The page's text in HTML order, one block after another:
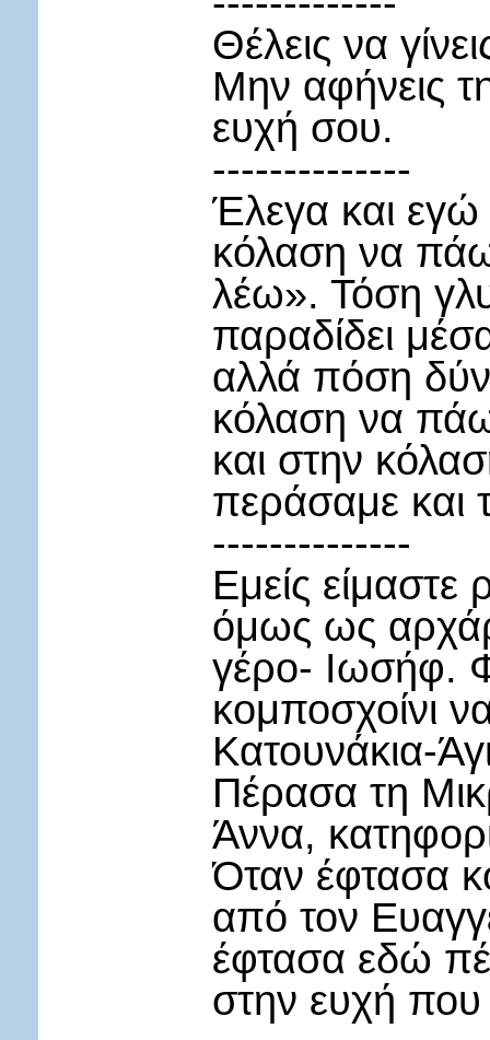
Θέλεις να
Μην αφήνεις
ευχή σου.
--------------
Έλεγα και εγώ
κόλαση να
λέω». Τόση
παραδίδει
αλλά πόση
κόλαση να
και στην
περάσαμε και
--------------
Εμείς είμαστε
όμως ως
γέρο- Ιωσήφ.
κομποσχοίνι
Κατουνάκια-
Πέρασα τη
Άννα,
Όταν έφτασα
από τον
έφτασα εδώ
στην ευχή